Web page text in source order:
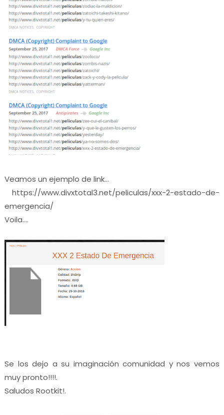
Veamos un ejemplo de link...
https://www.divxtotal3.net/peliculas/xxx-2-estado-de-
emergencia/
Voila....
Se los dejo a su imaginación comunidad y nos vemos
muy pronto!!!!.
Saludos Rootkit!.